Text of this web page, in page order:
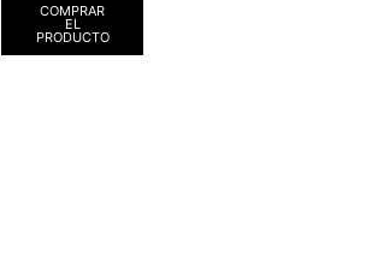
COMPRAR
EL
PRODUCTO